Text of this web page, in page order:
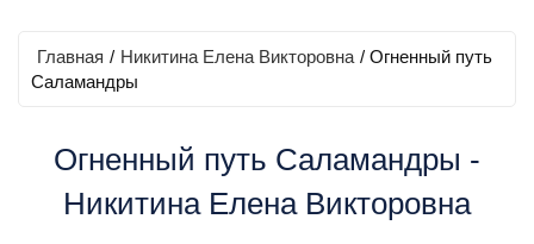
Главная / Никитина Елена Викторовна / Огненный путь
Саламандры
Огненный путь Саламандры -
Никитина Елена Викторовна